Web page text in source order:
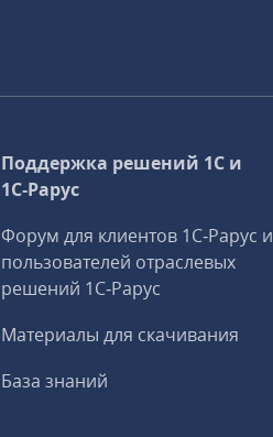
Поддержка решений 1С и
1С‑Рарус
Форум для клиентов 1С‑Рарус и
пользователей отраслевых
решений 1С‑Рарус
Материалы для скачивания
База знаний